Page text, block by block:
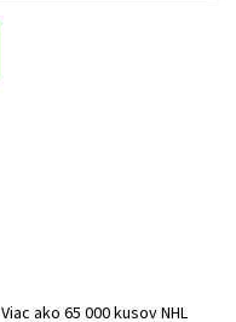
Viac ako 65 000 kusov NHL